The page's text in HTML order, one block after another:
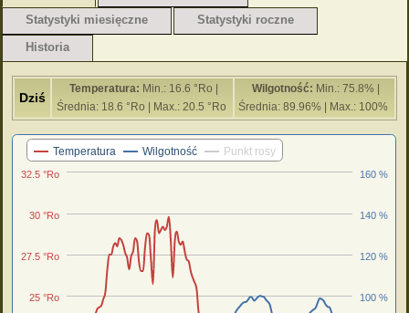
Statystyki miesięczne
Statystyki roczne
Historia
Dziś
Temperatura: Min.: 16.6 °Ro |
Średnia: 18.6 °Ro | Max.: 20.5 °Ro
Wilgotność: Min.: 75.8% |
Średnia: 89.96% | Max.: 100%
Ostatnie 24 godziny
Temperatura Wilgotność Punkt rosy
25 °Ro
27.5 °Ro
30 °Ro
32.5 °Ro
100 %
120 %
140 %
160 %